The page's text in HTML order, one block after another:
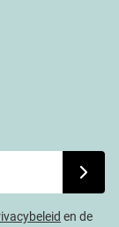
en de